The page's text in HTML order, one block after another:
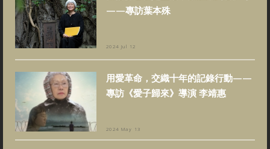
——專訪葉本殊
2024 Jul 12
用愛革命，交織十年的記錄行動——
專訪《愛子歸來》導演 李靖惠
2024 May 13